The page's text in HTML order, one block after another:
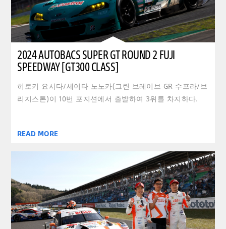
2024 AUTOBACS SUPER GT ROUND 2 FUJI
SPEEDWAY [GT300 CLASS]
히로키 요시다/세이타 노노카(그린 브레이브 GR 수프라/브
리지스톤)이 10번 포지션에서 출발하여 3위를 차지하다.
READ MORE